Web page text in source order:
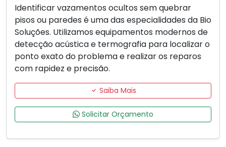
Identificar vazamentos ocultos sem quebrar
pisos ou paredes é uma das especialidades da Bio
Soluções. Utilizamos equipamentos modernos de
detecção acústica e termografia para localizar o
ponto exato do problema e realizar os reparos
com rapidez e precisão.
Saiba Mais
Solicitar Orçamento